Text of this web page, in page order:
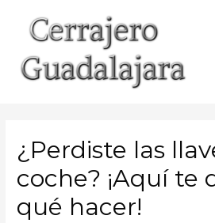
contenido
¿Perdiste las
coche? ¡Aquí te
qué hacer!